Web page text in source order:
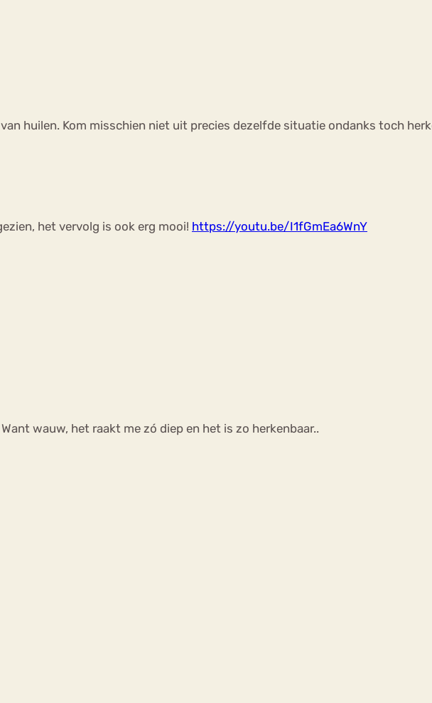
huilen. Kom misschien niet uit precies dezelfde situatie ondanks toch
het vervolg is ook erg mooi! https://youtu.be/I1fGmEa6WnY
wauw, het raakt me zó diep en het is zo herkenbaar..